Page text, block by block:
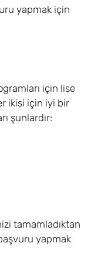
yapmak için
için lise
ikisi için iyi bir
şunlardır:
tamamladıktan
yapmak